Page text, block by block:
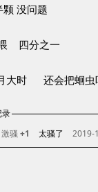
没问题
四分之一
大时 还会把蛔
录
激骚 +1 太骚了 2019-